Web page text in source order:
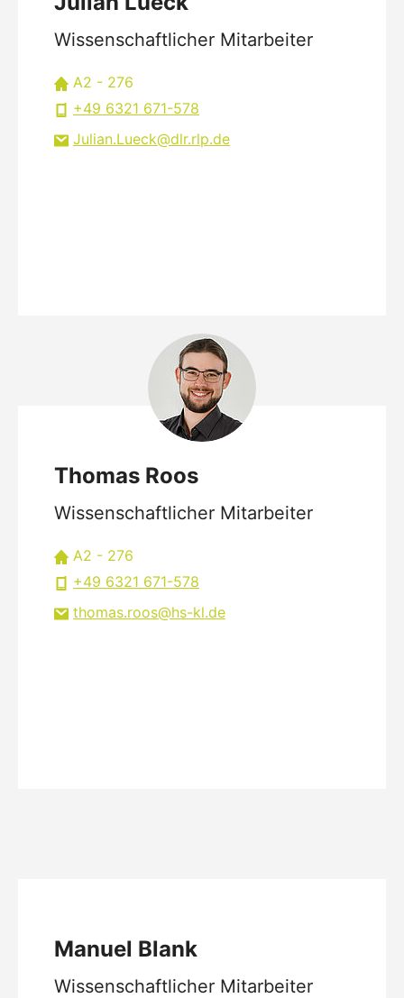
Wissenschaftlicher Mitarbeiter
A2 - 276
+49 6321 671-578
Julian.Lueck
dlr.rlp de
Thomas Roos
Wissenschaftlicher Mitarbeiter
A2 - 276
+49 6321 671-578
thomas.roos
hs-kl de
Manuel Blank
Wissenschaftlicher Mitarbeiter